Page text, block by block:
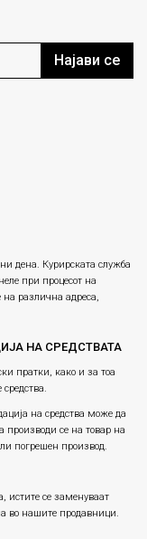
Најави се
дена. Курирската служба
при процесот на
на различна адреса,
НА СРЕДСТВАТА
пратки, како и за тоа
на средства може да
производи се на товар на
погрешен производ.
истите се заменуваат
во нашите продавници.